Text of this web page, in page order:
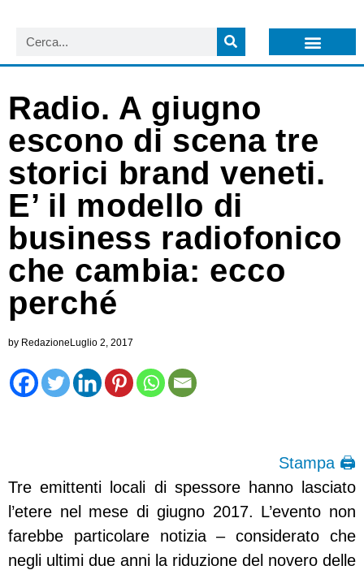
Radio. A giugno
escono di scena tre
storici brand veneti.
E’ il modello di
business radiofonico
che cambia: ecco
perché
by Redazione Luglio 2, 2017
Stampa 🖨
Tre emittenti locali di spessore hanno lasciato
l’etere nel mese di giugno 2017. L’evento non
farebbe particolare notizia – considerato che
negli ultimi due anni la riduzione del novero delle